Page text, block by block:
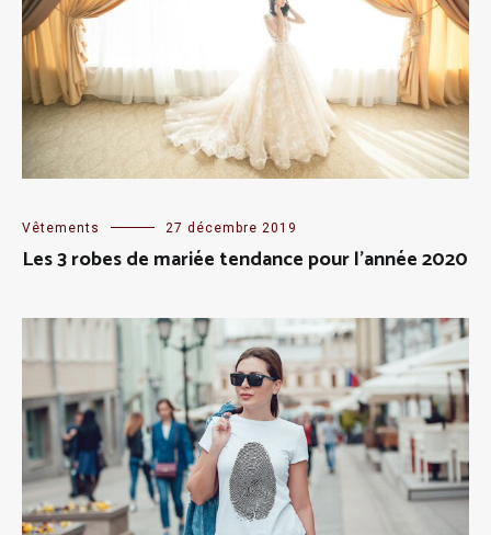
Vêtements 27 décembre 2019
Les 3 robes de mariée tendance pour l’année 2020